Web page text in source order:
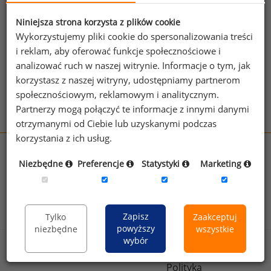
jego pomocą sprawdzić raporty dla
pozostałych.
Wykorzystaj kod
Aby otrzymać darmowy kod dostępu weź udział
wOgólnopolskim Badaniu Wynagrodzeń.
sedlak.pl
kfw.sedlak.pl
rynekpracy.pl
raportyplacowe.pl
Sklep
Kontakt
Polityka
Niniejsza strona korzysta z plików cookie
Wykorzystujemy pliki cookie do spersonalizowania treści
i reklam, aby oferować funkcje społecznościowe i
analizować ruch w naszej witrynie. Informacje o tym, jak
korzystasz z naszej witryny, udostępniamy partnerom
społecznościowym, reklamowym i analitycznym.
Partnerzy mogą połączyć te informacje z innymi danymi
otrzymanymi od Ciebie lub uzyskanymi podczas
korzystania z ich usług.
Niezbędne Preferencje Statystyki Marketing
Tylko
niezbędne
Zapisz
powyższy
wybór
Zaakceptuj
wszystkie